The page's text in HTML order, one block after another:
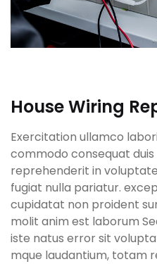
House Wiring
Exercitation ullamco
commodo consequat
reprehenderit in
fugiat nulla pariatur.
cupidatat non proident
molit anim est laborum
iste natus error sit
mque laudantium, totam